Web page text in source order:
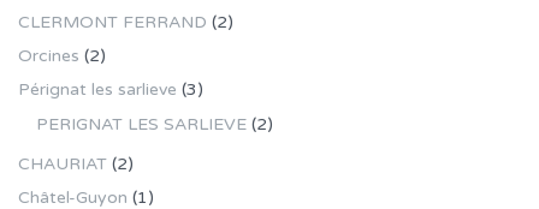
CLERMONT FERRAND (2)
Orcines (2)
Pérignat les sarlieve (3)
PERIGNAT LES SARLIEVE (2)
CHAURIAT (2)
Châtel-Guyon (1)